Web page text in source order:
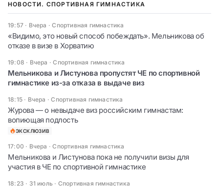
НОВОСТИ. СПОРТИВНАЯ ГИМНАСТИКА
19:57 · Вчера ·Спортивная гимнастика
«Видимо, это новый способ побеждать». Мельникова об
отказе в визе в Хорватию
19:08 · Вчера ·Спортивная гимнастика
Мельникова и Листунова пропустят ЧЕ по спортивной
гимнастике из-за отказа в выдаче виз
18:15 · Вчера ·Спортивная гимнастика
Журова — о невыдаче виз российским гимнастам:
вопиющая подлость
ЭКСКЛЮЗИВ
17:00 · Вчера ·Спортивная гимнастика
Мельникова и Листунова пока не получили визы для
участия в ЧЕ по спортивной гимнастике
18:23 · 31 июль · Спортивная гимнастика